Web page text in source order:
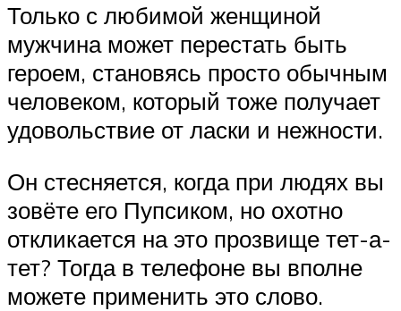
Только с любимой женщиной
мужчина может перестать быть
героем, становясь просто обычным
человеком, который тоже получает
удовольствие от ласки и нежности.
Он стесняется, когда при людях вы
зовёте его Пупсиком, но охотно
откликается на это прозвище тет-а-
тет? Тогда в телефоне вы вполне
можете применить это слово.